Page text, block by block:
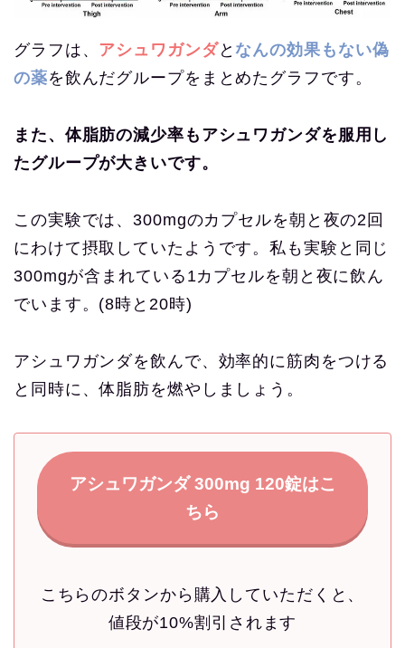
グラフは、 アシュワガンダと なんの効果もない偽
の薬を飲んだグループをまとめたグラフです。
また、体脂肪の減少率もアシュワガンダを服用し
たグループが大きいです。
この実験では、300mgのカプセルを朝と夜の2回
にわけて摂取していたようです。私も実験と同じ
300mgが含まれている1カプセルを朝と夜に飲ん
でいます。(8時と20時)
アシュワガンダを飲んで、効率的に筋肉をつける
と同時に、体脂肪を燃やしましょう。
アシュワガンダ 300mg 120錠はこ
ちら
こちらのボタンから購入していただくと、
値段が10%割引されます